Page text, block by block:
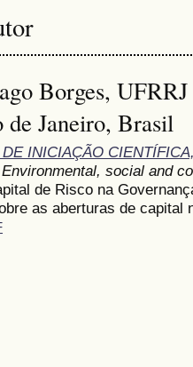
Borges,
Janeiro, Brasil
INICIAÇÃO
social and
de Risco na
as aberturas de capital